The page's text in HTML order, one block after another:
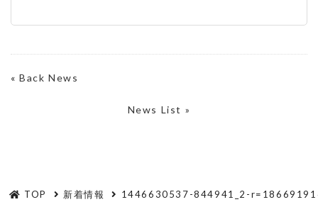
«Back News
News List »
TOP 新着情報 1446630537-844941_2-